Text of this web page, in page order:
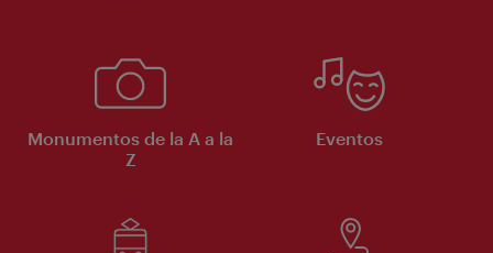
Monumentos de la A a la
Z
Eventos